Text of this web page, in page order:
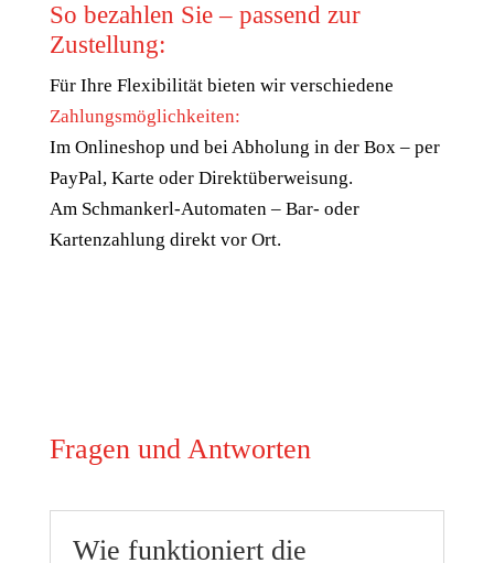
So bezahlen Sie – passend zur
Zustellung:
Für Ihre Flexibilität bieten wir verschiedene
Zahlungsmöglichkeiten:
Im Onlineshop und bei Abholung in der Box – per
PayPal, Karte oder Direktüberweisung.
Am Schmankerl-Automaten – Bar- oder
Kartenzahlung direkt vor Ort.
Fragen und Antworten
Wie funktioniert die